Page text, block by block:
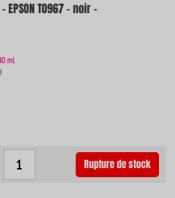
T0967 - noir -
ml
Rupture de stock